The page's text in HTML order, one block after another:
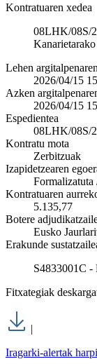
Kontratuaren xedea
08LHK/08S/
Lehen
2026/04/15
Azken
2026/04/15
Espedientea
08LHK/08S/
Kontratu mota
Zerbitzuak
Izapidetzearen
Formalizatuta
Kontratuaren
5.135,77
Botere
Eusko
Erakunde
S4833001C -
Fitxategiak
|
Iragarki-alertak